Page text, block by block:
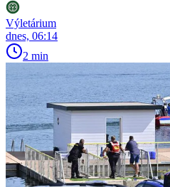
Výletárium
dnes, 06:14
2 min